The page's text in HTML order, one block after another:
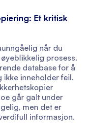
Et kritisk
når du
prosess.
database for å
ikke inneholder feil.
går galt under
men det er
informasjon.